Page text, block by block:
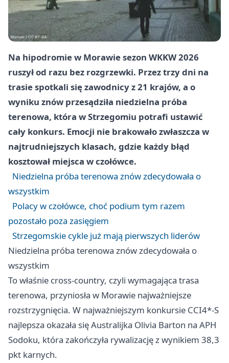
Na hipodromie w Morawie sezon WKKW 2026
ruszył od razu bez rozgrzewki. Przez trzy dni na
trasie spotkali się zawodnicy z 21 krajów, a o
wyniku znów przesądziła niedzielna próba
terenowa, która w Strzegomiu potrafi ustawić
cały konkurs. Emocji nie brakowało zwłaszcza w
najtrudniejszych klasach, gdzie każdy błąd
kosztował miejsca w czołówce.
Niedzielna próba terenowa znów zdecydowała o
wszystkim
Polacy w czołówce, choć podium tym razem
pozostało poza zasięgiem
Strzegomskie cykle już mają pierwszych liderów
Niedzielna próba terenowa znów zdecydowała o
wszystkim
To właśnie cross-country, czyli wymagająca trasa
terenowa, przyniosła w Morawie najważniejsze
rozstrzygnięcia. W najważniejszym konkursie CCI4*-S
najlepsza okazała się Australijka Olivia Barton na APH
Sodoku, która zakończyła rywalizację z wynikiem 38,3
pkt karnych.